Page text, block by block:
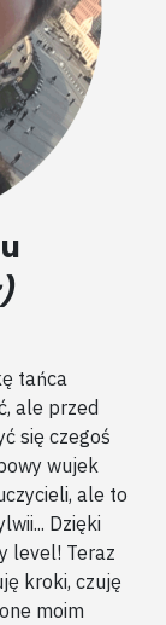
tańca
ale przed
się czegoś
wujek
ale to
Dzięki
level! Teraz
kroki, czuję
moim